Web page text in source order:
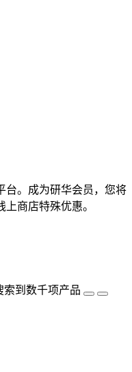
台。成为研华会员，您将
商店特殊优惠。
索到数千项产品